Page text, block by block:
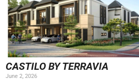
CASTILO BY TERRAVIA
June 2, 2026